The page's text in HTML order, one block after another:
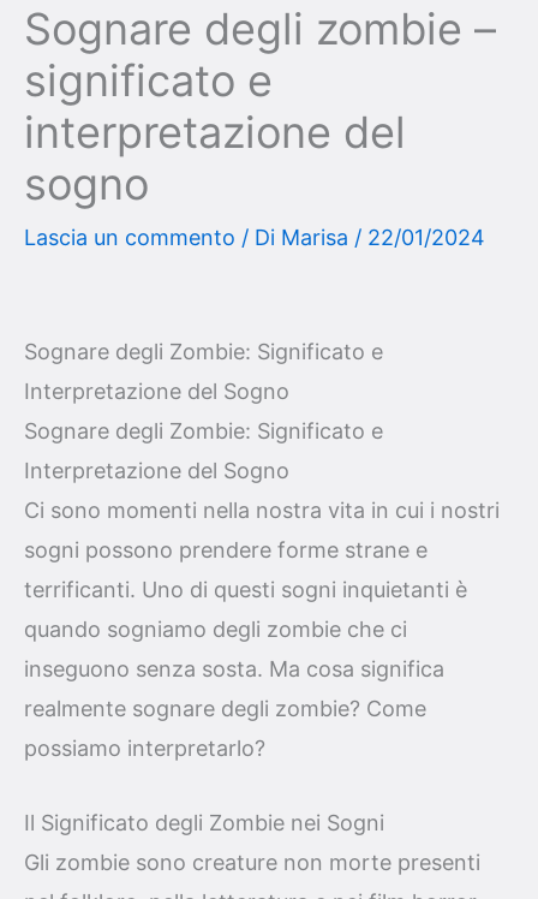
Sognare degli zombie –
significato e
interpretazione del
sogno
Lascia un commento / Di Marisa / 22/01/2024
Sognare degli Zombie: Significato e
Interpretazione del Sogno
Sognare degli Zombie: Significato e
Interpretazione del Sogno
Ci sono momenti nella nostra vita in cui i nostri
sogni possono prendere forme strane e
terrificanti. Uno di questi sogni inquietanti è
quando sogniamo degli zombie che ci
inseguono senza sosta. Ma cosa significa
realmente sognare degli zombie? Come
possiamo interpretarlo?
Il Significato degli Zombie nei Sogni
Gli zombie sono creature non morte presenti